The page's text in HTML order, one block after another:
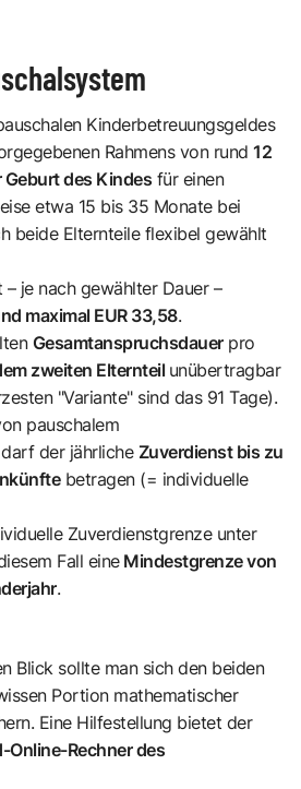
Kinderbetreuungsgeldes
Rahmens von rund12
des Kindes für einen
etwa 15 bis 35 Monate bei
beide Elternteile flexibel gewählt
– je nach gewählter Dauer –
maximal EUR 33,58.
Gesamtanspruchsdauer pro
zweiten Elternteil unübertragbar
"Variante" sind das 91 Tage).
pauschalem
der jährliche Zuverdienst bis zu
betragen (= individuelle
Zuverdienstgrenze unter
Fall eine Mindestgrenze von
.
Blick sollte man sich den beiden
Portion mathematischer
Eine Hilfestellung bietet der
Rechner des